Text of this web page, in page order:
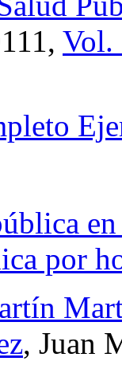
Vol.
por
, Juan